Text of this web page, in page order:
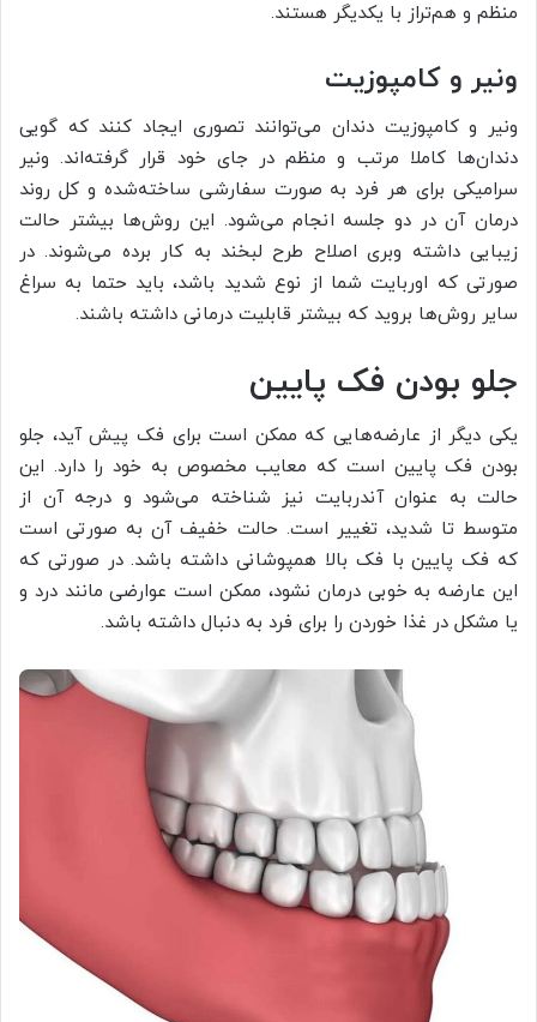
منظم و هم‌تراز با یکدیگر هستند.
ونیر و کامپوزیت
ونیر و کامپوزیت دندان می‌توانند تصوری ایجاد کنند که گویی
دندان‌ها کاملا مرتب و منظم در جای خود قرار گرفته‌اند. ونیر
سرامیکی برای هر فرد به صورت سفارشی ساخته‌شده و کل روند
درمان آن در دو جلسه انجام می‌شود. این روش‌ها بیشتر حالت
زیبایی داشته وبری اصلاح طرح لبخند به کار برده می‌شوند. در
صورتی که اوربایت شما از نوع شدید باشد، باید حتما به سراغ
سایر روش‌ها بروید که بیشتر قابلیت درمانی داشته باشند.
جلو بودن فک پایین
یکی دیگر از عارضه‌هایی که ممکن است برای فک پیش آید، جلو
بودن فک پایین است که معایب مخصوص به خود را دارد. این
حالت به عنوان آندربایت نیز شناخته می‌شود و درجه آن از
متوسط تا شدید، تغییر است. حالت خفیف آن به صورتی است
که فک پایین با فک بالا همپوشانی داشته باشد. در صورتی که
این عارضه به خوبی درمان نشود، ممکن است عوارضی مانند درد و
یا مشکل در غذا خوردن را برای فرد به دنبال داشته باشد.